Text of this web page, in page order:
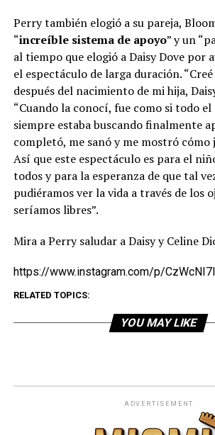
Perry también elogió a su pareja,
“increíble sistema de apoyo” y un
al tiempo que elogió a Daisy Dove por
el espectáculo de larga duración.
después del nacimiento de mi hija,
“Cuando la conocí, fue como si todo el
siempre estaba buscando finalmente
completó, me sanó y me mostró cómo
Así que este espectáculo es para el
todos y para la esperanza de que tal
pudiéramos ver la vida a través de los
seríamos libres”.
Mira a Perry saludar a Daisy y Celine
https://www.instagram.com/p/
RELATED TOPICS:
YOU MAY LIKE
ADVERTISEMENT